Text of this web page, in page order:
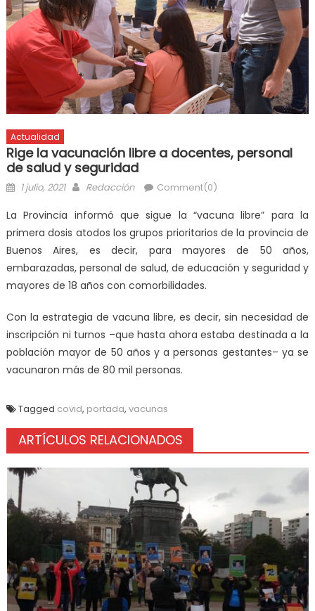
Actualidad
Rige la vacunación libre a docentes, personal
de salud y seguridad
1 julio, 2021 Redacción Comment(0)
La Provincia informó que sigue la “vacuna libre” para la
primera dosis atodos los grupos prioritarios de la provincia de
Buenos Aires, es decir, para mayores de 50 años,
embarazadas, personal de salud, de educación y seguridad y
mayores de 18 años con comorbilidades.
Con la estrategia de vacuna libre, es decir, sin necesidad de
inscripción ni turnos –que hasta ahora estaba destinada a la
población mayor de 50 años y a personas gestantes– ya se
vacunaron más de 80 mil personas.
Tagged covid, portada, vacunas
ARTÍCULOS RELACIONADOS